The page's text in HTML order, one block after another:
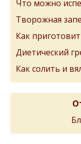
Что можно
Творожная
Как
Диетический
Как солить и